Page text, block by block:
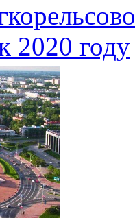
2020 году